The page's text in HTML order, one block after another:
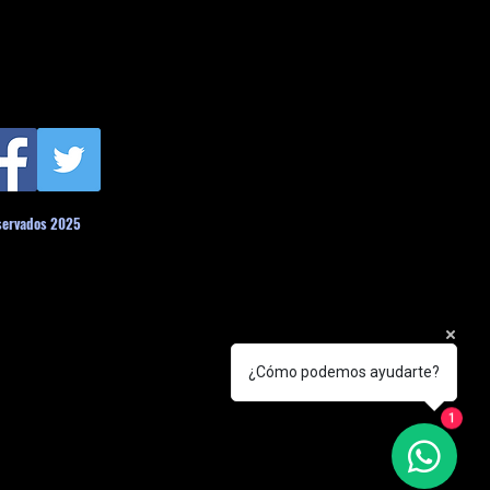
2025
¿Cómo podemos ayudarte?
1